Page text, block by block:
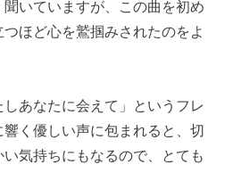
いていますが、この曲を初め
ほど心を鷲掴みされたのをよ
あなたに会えて」というフレ
く優しい声に包まれると、切
気持ちにもなるので、とても